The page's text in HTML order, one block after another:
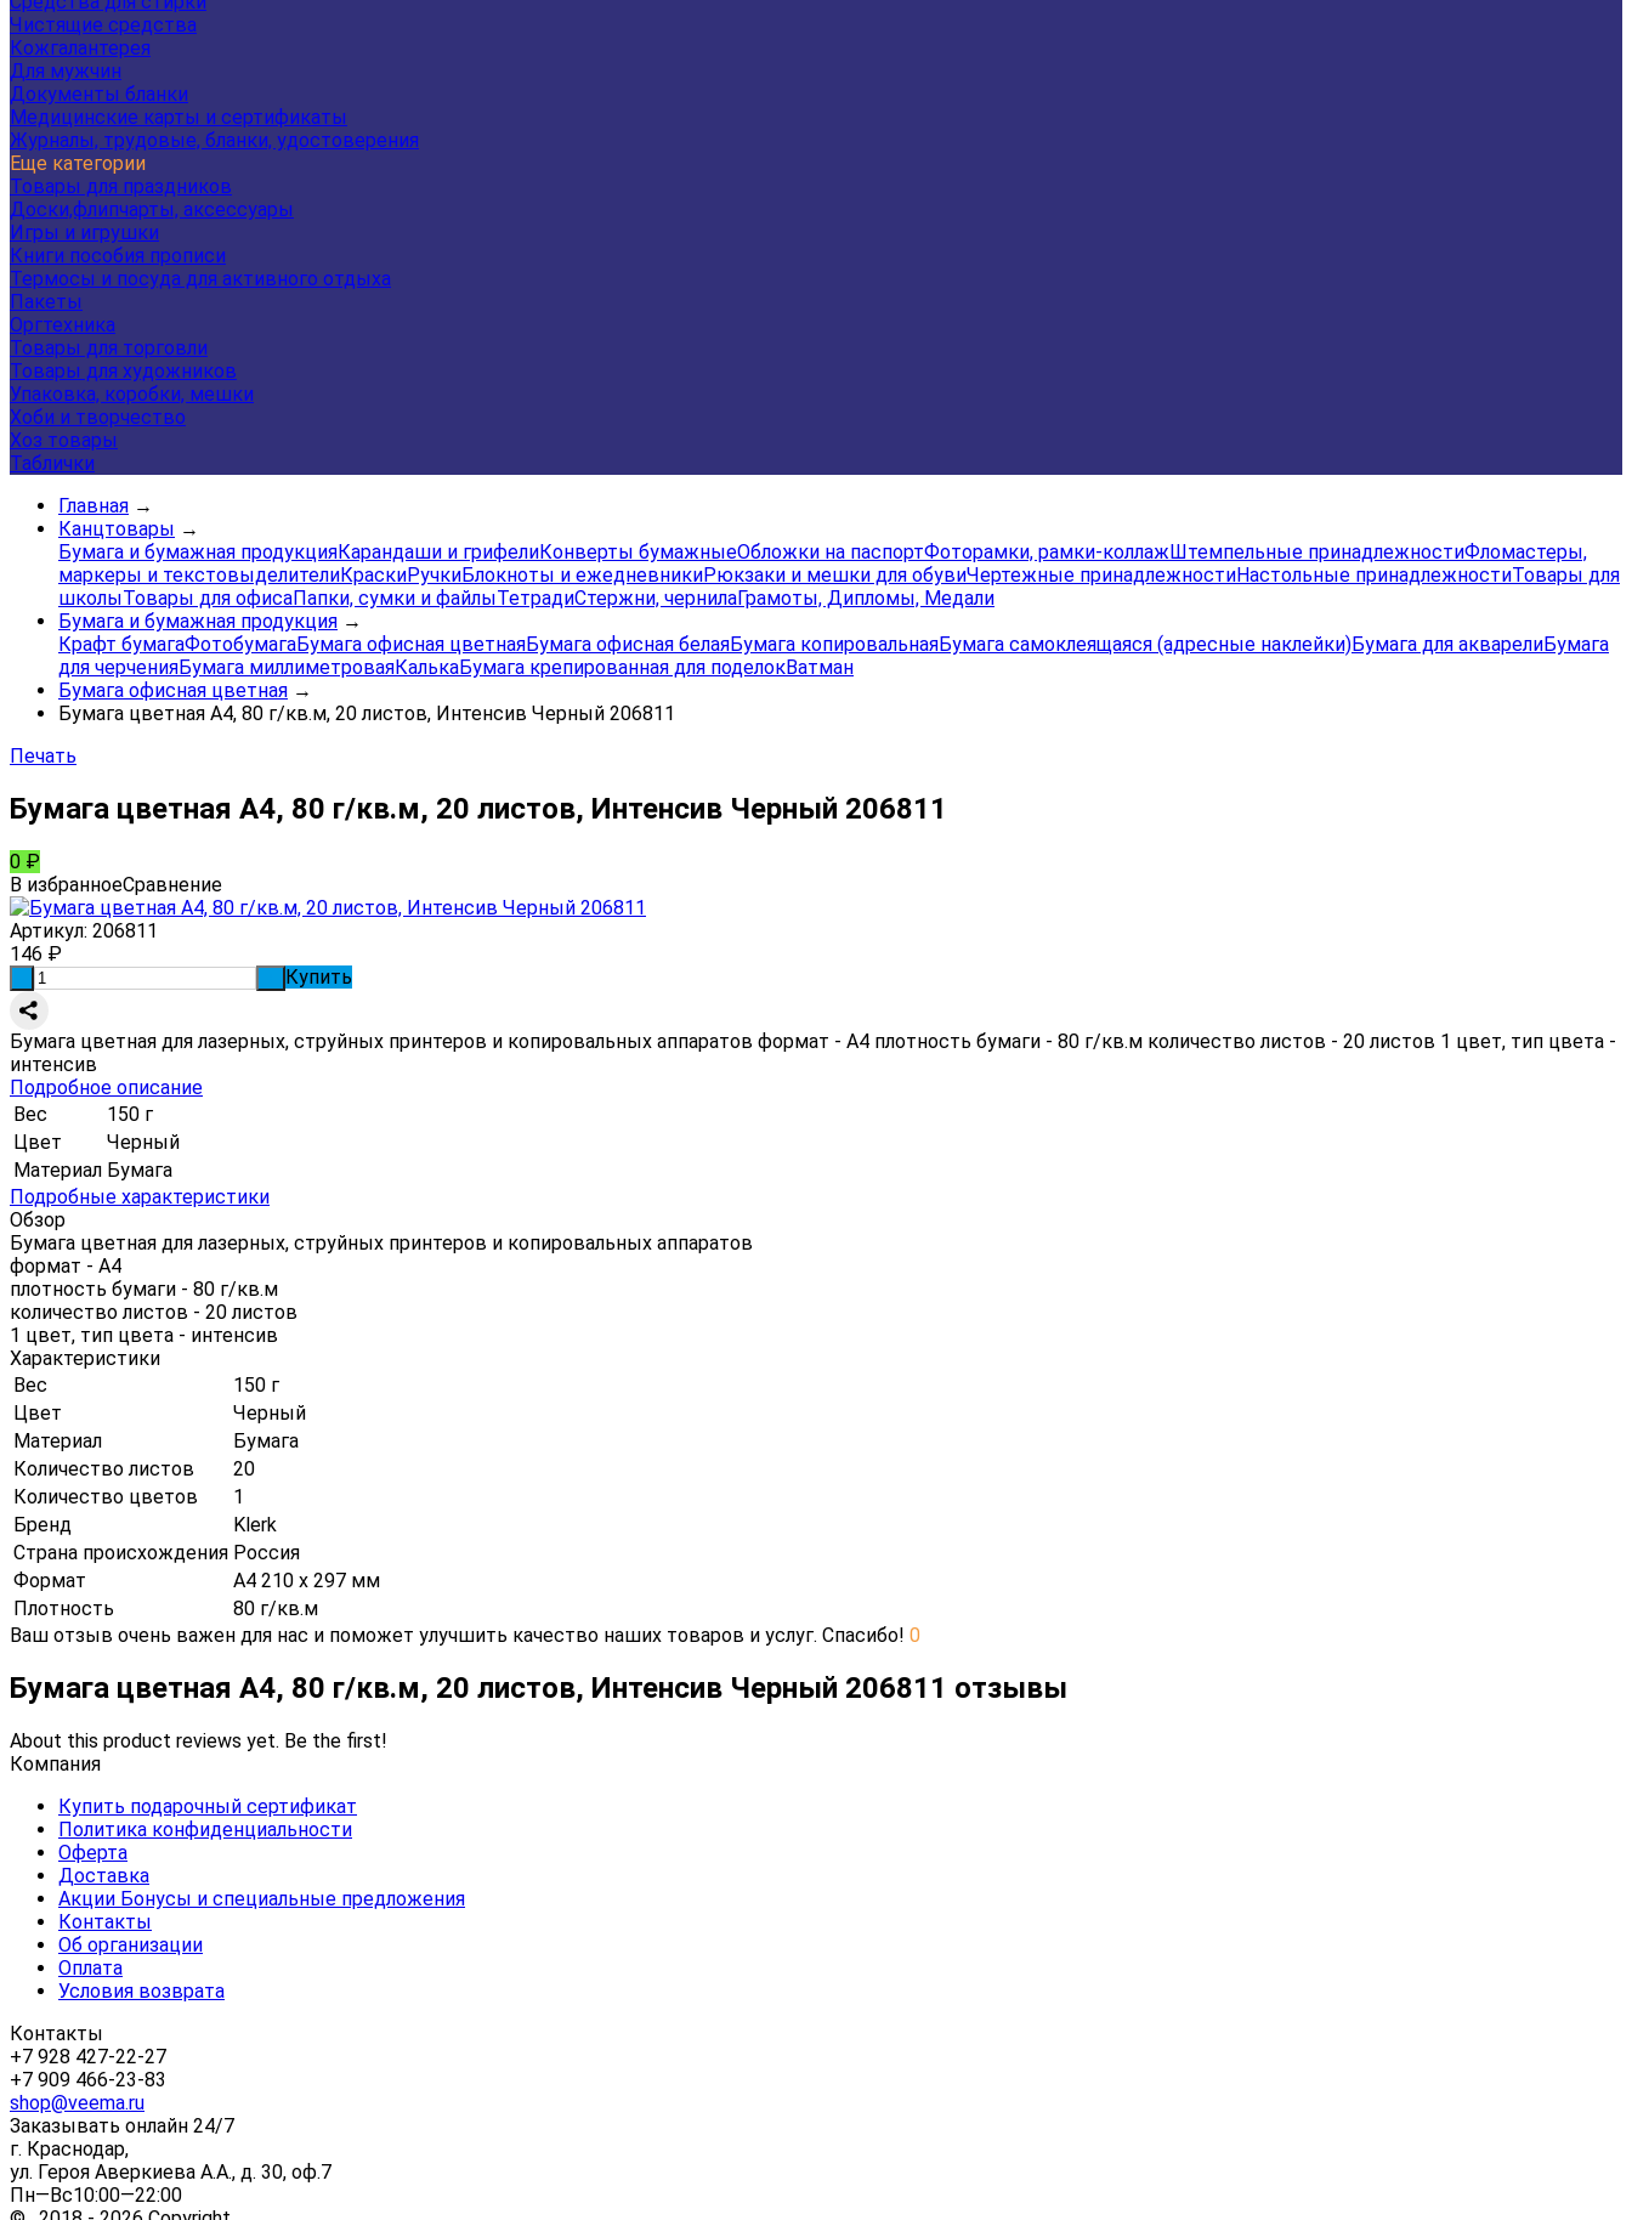
Чистящие средства
Кожгалантерея
Для мужчин
Документы бланки
Медицинские карты и сертификаты
Журналы, трудовые, бланки, удостоверения
Еще категории
Товары для праздников
Доски,флипчарты, аксессуары
Игры и игрушки
Книги пособия прописи
Термосы и посуда для активного отдыха
Пакеты
Оргтехника
Товары для торговли
Товары для художников
Упаковка, коробки, мешки
Хоби и творчество
Хоз товары
Таблички
Главная →
Канцтовары →
Бумага и бумажная продукцияКарандаши и грифелиКонверты бумажныеОбложки на паспортФоторамки, рамки-коллажШтемпельные принадлежностиФломастеры,
маркеры и текстовыделителиКраскиРучкиБлокноты и ежедневникиРюкзаки и мешки для обувиЧертежные принадлежностиНастольные принадлежностиТовары для
школыТовары для офисаПапки, сумки и файлыТетрадиСтержни, чернилаГрамоты, Дипломы, Медали
Бумага и бумажная продукция →
Крафт бумагаФотобумагаБумага офисная цветнаяБумага офисная белаяБумага копировальнаяБумага самоклеящаяся (адресные наклейки)Бумага для акварелиБумага
для черченияБумага миллиметроваяКалькаБумага крепированная для поделокВатман
Бумага офисная цветная →
Бумага цветная А4, 80 г/кв.м, 20 листов, Интенсив Черный 206811
Печать
Бумага цветная А4, 80 г/кв.м, 20 листов, Интенсив Черный 206811
0 ₽
В избранноеСравнение
Артикул: 206811
146 ₽
Купить
Бумага цветная для лазерных, струйных принтеров и копировальных аппаратов формат - А4 плотность бумаги - 80 г/кв.м количество листов - 20 листов 1 цвет, тип цвета -
интенсив
Подробное описание
Вес
150 г
Цвет
Черный
Материал Бумага
Подробные характеристики
Обзор
Бумага цветная для лазерных, струйных принтеров и копировальных аппаратов
формат - А4
плотность бумаги - 80 г/кв.м
количество листов - 20 листов
1 цвет, тип цвета - интенсив
Характеристики
Вес
150 г
Цвет
Черный
Материал
Бумага
Количество листов
20
Количество цветов
1
Бренд
Klerk
Страна происхождения Россия
Формат
А4 210 х 297 мм
Плотность
80 г/кв.м
Ваш отзыв очень важен для нас и поможет улучшить качество наших товаров и услуг. Спасибо! 0
Бумага цветная А4, 80 г/кв.м, 20 листов, Интенсив Черный 206811 отзывы
About this product reviews yet. Be the first!
Компания
Купить подарочный сертификат
Политика конфиденциальности
Оферта
Доставка
Акции Бонусы и специальные предложения
Контакты
Об организации
Оплата
Условия возврата
Контакты
+7 928 427-22-27
+7 909 466-23-83
shop@veema.ru
Заказывать онлайн 24/7
г. Краснодар,
ул. Героя Аверкиева А.А., д. 30, оф.7
Пн—Вс10:00—22:00